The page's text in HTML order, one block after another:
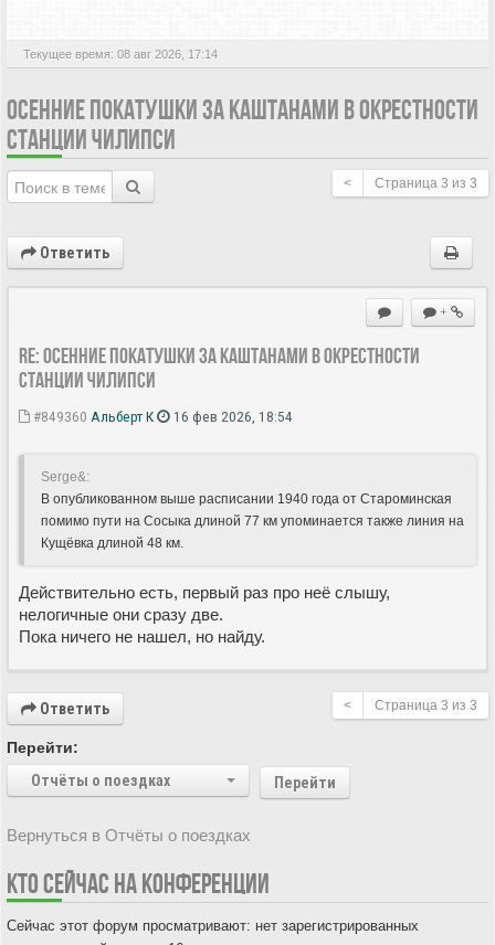
Текущее время: 08 авг 2026, 17:14
ОСЕННИЕ ПОКАТУШКИ ЗА КАШТАНАМИ В ОКРЕСТНОСТИ
СТАНЦИИ ЧИЛИПСИ
< Страница 3 из 3
Ответить
+
Re: Осенние покатушки за каштанами в окрестности
станции Чилипси
#849360 Альберт К 16 фев 2026, 18:54
Serge&:
В опубликованном выше расписании 1940 года от Староминская
помимо пути на Сосыка длиной 77 км упоминается также линия на
Кущёвка длиной 48 км.
Действительно есть, первый раз про неё слышу,
нелогичные они сразу две.
Пока ничего не нашел, но найду.
Ответить < Страница 3 из 3
Перейти:
Отчёты о поездках
Перейти
Вернуться в Отчёты о поездках
КТО СЕЙЧАС НА КОНФЕРЕНЦИИ
Сейчас этот форум просматривают: нет зарегистрированных